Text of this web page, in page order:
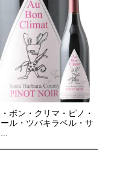
ボン・クリマ・ピノ・
ール・ツバキラベル・サ